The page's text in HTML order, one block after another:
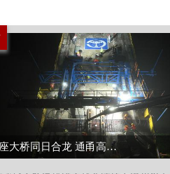
两座大桥同日合龙 通甬高铁再迎新进展...